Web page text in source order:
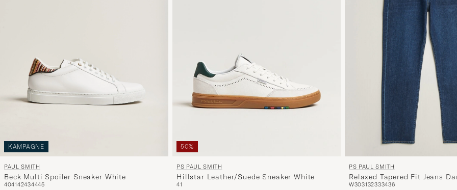
KAMPAGNE
PAUL SMITH
Beck Multi Spoiler Sneaker White
404142434445
50%
PS PAUL SMITH
Hillstar Leather/Suede Sneaker White
41
PS PAUL SMITH
Relaxed Tapered Fit Jeans
W303132333436